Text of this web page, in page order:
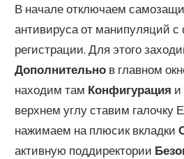
В начале отключаем
антивируса от манипуляций
регистрации. Для этого
Дополнительно в главном
находим там Конфигурация и
верхнем углу ставим галочку
нажимаем на плюсик вкладки
активную поддиректории